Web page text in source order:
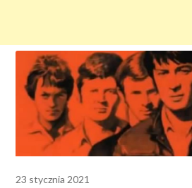
23 stycznia 2021